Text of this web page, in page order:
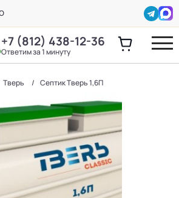
+7 (812) 438-12-36
Ответим за 1 минуту
Тверь Септик Тверь 1,6П